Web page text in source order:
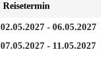
Reisetermin
02.05.2027 - 06.05.2027
07.05.2027 - 11.05.2027